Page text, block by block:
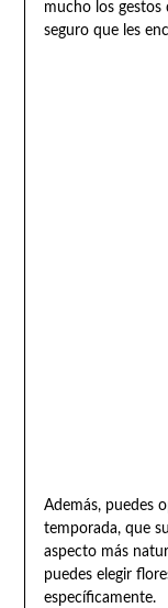
mucho los gestos
seguro que les
Además, puedes
temporada, que
aspecto más
puedes elegir
específicamente.